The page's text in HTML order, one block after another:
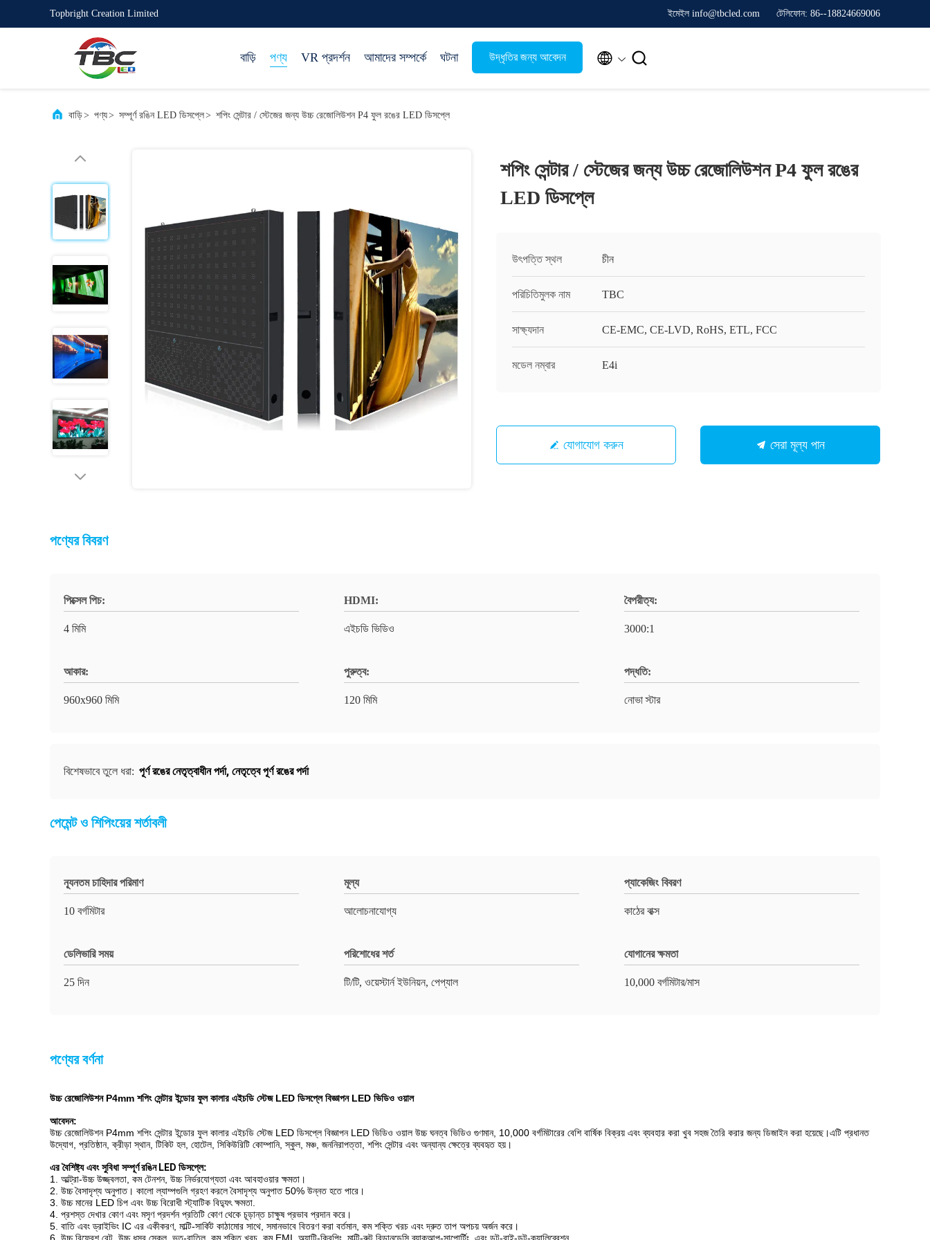
Topbright Creation Limited ইমেইল info@tbcled.com টেলিফোন: 86--18824669006
বাড়ি পণ্য VR প্রদর্শন আমাদের সম্পর্কে ঘটনা উদ্ধৃতির জন্য আবেদন  
বাড়ি> পণ্য> সম্পূর্ণ রঙিন LED ডিসপ্লে> শপিং সেন্টার / স্টেজের জন্য উচ্চ রেজোলিউশন P4 ফুল রঙের LED ডিসপ্লে
শপিং সেন্টার / স্টেজের জন্য উচ্চ রেজোলিউশন P4 ফুল রঙের
LED ডিসপ্লে
উৎপত্তি স্থল চীন
পরিচিতিমুলক নাম TBC
সাক্ষ্যদান CE-EMC, CE-LVD, RoHS, ETL, FCC
মডেল নম্বার E4i
যোগাযোগ করুন সেরা মূল্য পান
পণ্যের বিবরণ
পিক্সেল পিচ:
4 মিমি
HDMI:
এইচডি ভিডিও
বৈপরীত্য:
3000:1
আকার:
960x960 মিমি
পুরুত্ব:
120 মিমি
পদ্ধতি:
নোভা স্টার
বিশেষভাবে তুলে ধরা: পূর্ণ রঙের নেতৃত্বাধীন পর্দা, নেতৃত্বে পূর্ণ রঙের পর্দা
পেমেন্ট ও শিপিংয়ের শর্তাবলী
ন্যূনতম চাহিদার পরিমাণ
10 বর্গমিটার
মূল্য
আলোচনাযোগ্য
প্যাকেজিং বিবরণ
কাঠের বাক্স
ডেলিভারি সময়
25 দিন
পরিশোধের শর্ত
টি/টি, ওয়েস্টার্ন ইউনিয়ন, পেপ্যাল
যোগানের ক্ষমতা
10,000 বর্গমিটার/মাস
পণ্যের বর্ণনা
উচ্চ রেজোলিউশন P4mm শপিং সেন্টার ইন্ডোর ফুল কালার এইচডি স্টেজ LED ডিসপ্লে বিজ্ঞাপন LED ভিডিও ওয়াল
আবেদন:
উচ্চ রেজোলিউশন P4mm শপিং সেন্টার ইন্ডোর ফুল কালার এইচডি স্টেজ LED ডিসপ্লে বিজ্ঞাপন LED ভিডিও ওয়াল উচ্চ ঘনত্ব ভিডিও গুণমান, 10,000 বর্গমিটারের বেশি বার্ষিক বিক্রয় এবং ব্যবহার করা খুব সহজ তৈরি করার জন্য ডিজাইন করা হয়েছে।এটি প্রধানত
উদ্যোগ, প্রতিষ্ঠান, ক্রীড়া স্থান, টিকিট হল, হোটেল, সিকিউরিটি কোম্পানি, স্কুল, মঞ্চ, জননিরাপত্তা, শপিং সেন্টার এবং অন্যান্য ক্ষেত্রে ব্যবহৃত হয়।
এর বৈশিষ্ট্য এবং সুবিধাসম্পূর্ণ রঙিন LED ডিসপ্লে:
1. আল্ট্রা-উচ্চ উজ্জ্বলতা, কম টেনশন, উচ্চ নির্ভরযোগ্যতা এবং আবহাওয়ার ক্ষমতা।
2. উচ্চ বৈসাদৃশ্য অনুপাত। কালো ল্যাম্পগুলি গ্রহণ করলে বৈসাদৃশ্য অনুপাত 50% উন্নত হতে পারে।
3. উচ্চ মানের LED চিপ এবং উচ্চ বিরোধী স্ট্যাটিক বিদ্যুৎ ক্ষমতা.
4. প্রশস্ত দেখার কোণ এবং মসৃণ প্রদর্শন প্রতিটি কোণ থেকে চূড়ান্ত চাক্ষুষ প্রভাব প্রদান করে।
5. বাতি এবং ড্রাইভিং IC এর একীকরণ, মাল্টি-সার্কিট কাঠামোর সাথে, সমানভাবে বিতরণ করা বর্তমান, কম শক্তি খরচ এবং দ্রুত তাপ অপচয় অর্জন করে।